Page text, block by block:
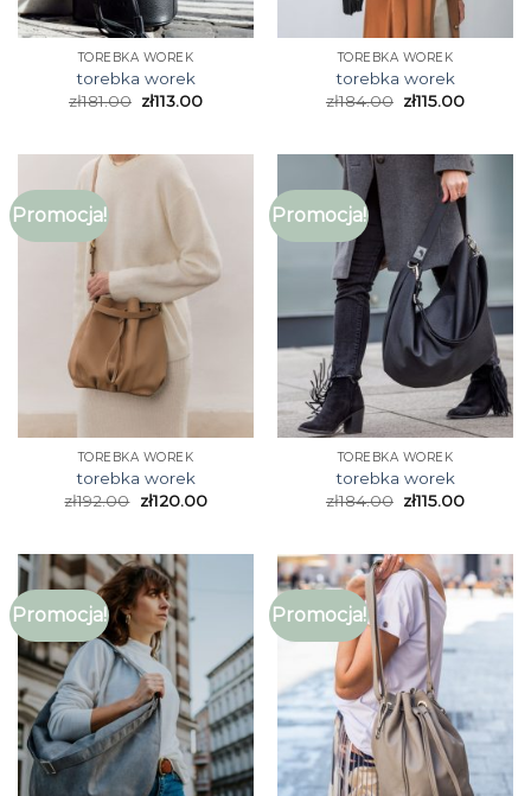
TOREBKA WOREK
torebka worek
zł181.00 zł113.00
TOREBKA WOREK
torebka worek
zł184.00 zł115.00
Promocja!
TOREBKA WOREK
torebka worek
zł192.00 zł120.00
Promocja!
TOREBKA WOREK
torebka worek
zł184.00 zł115.00
Promocja! Promocja!